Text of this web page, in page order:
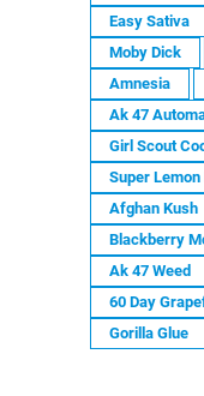
Easy Sativa
Moby Dick
Amnesia
Ak 47
Girl Scout
Super Lemon
Afghan Kush
Blackberry
Ak 47 Weed
60 Day
Gorilla Glue